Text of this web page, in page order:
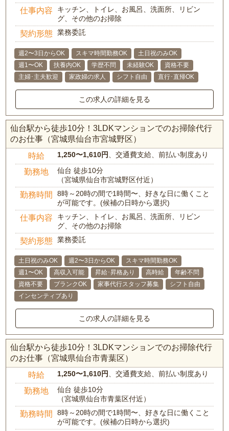
仕事内容
キッチン、トイレ、お風呂、洗面所、リビン
グ、その他のお掃除
契約形態 業務委託
週2〜3日からOK スキマ時間勤務OK
土日祝のみOK
週1〜OK
扶養内OK 学歴不問 未経験OK
資格不要
主婦･主夫歓迎
家政婦の求人 シフト自由 直行･直帰OK
この求人の詳細を見る
仙台駅から徒歩10分！3LDKマンションでのお掃除代行
のお仕事（宮城県仙台市宮城野区）
時給 1,250〜1,610円、交通費支給、前払い制度あり
勤務地
仙台 徒歩10分
（宮城県仙台市宮城野区付近）
勤務時間
8時～20時の間で1時間〜、好きな日に働くこと
が可能です。(候補の日時から選択)
仕事内容
キッチン、トイレ、お風呂、洗面所、リビン
グ、その他のお掃除
契約形態 業務委託
土日祝のみOK 週2〜3日からOK
スキマ時間勤務OK
週1〜OK
高収入可能 昇給･昇格あり 高時給
年齢不問
資格不要
ブランクOK 家事代行スタッフ募集
シフト自由
インセンティブあり
この求人の詳細を見る
仙台駅から徒歩10分！3LDKマンションでのお掃除代行
のお仕事（宮城県仙台市青葉区）
時給 1,250〜1,610円、交通費支給、前払い制度あり
勤務地
仙台 徒歩10分
（宮城県仙台市青葉区付近）
勤務時間
8時～20時の間で1時間〜、好きな日に働くこと
が可能です。(候補の日時から選択)